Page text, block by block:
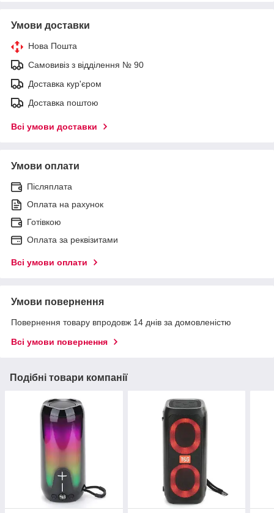
Умови доставки
Нова Пошта
Самовивіз з відділення № 90
Доставка кур'єром
Доставка поштою
Всі умови доставки
Умови оплати
Післяплата
Оплата на рахунок
Готівкою
Оплата за реквізитами
Всі умови оплати
Умови повернення
Повернення товару впродовж 14 днів за домовленістю
Всі умови повернення
Подібні товари компанії